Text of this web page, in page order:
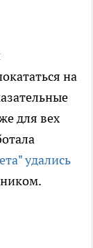
на
для вех
удались